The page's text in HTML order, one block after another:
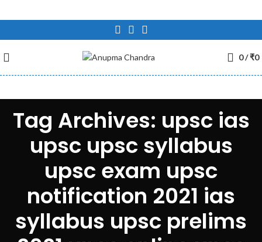
0/₹0
Tag Archives: upsc ias
upsc upsc syllabus
upsc exam upsc
notification 2021 ias
syllabus upsc prelims